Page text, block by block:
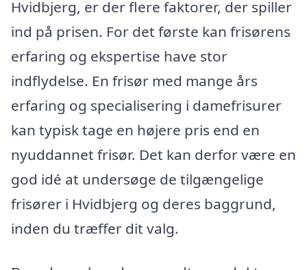
Hvidbjerg, er der flere faktorer, der spiller
ind på prisen. For det første kan frisørens
erfaring og ekspertise have stor
indflydelse. En frisør med mange års
erfaring og specialisering i damefrisurer
kan typisk tage en højere pris end en
nyuddannet frisør. Det kan derfor være en
god idé at undersøge de tilgængelige
frisører i Hvidbjerg og deres baggrund,
inden du træffer dit valg.